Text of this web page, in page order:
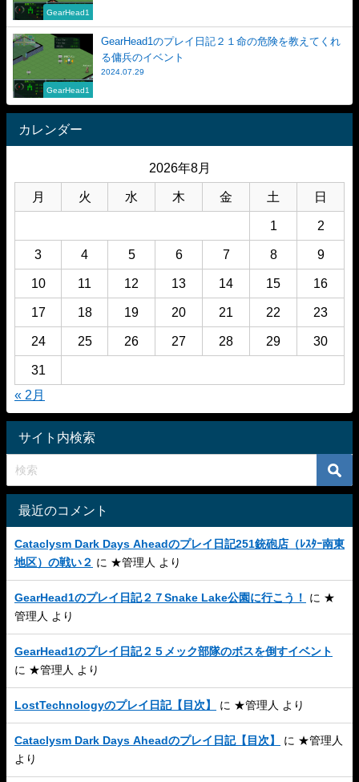
GearHead1
GearHead1
GearHead1のプレイ日記２１命の危険を教えてくれ
る傭兵のイベント
2024.07.29
カレンダー
2026年8月
月 火 水 木 金 土 日
1 2
3 4 5 6 7 8 9
10 11 12 13 14 15 16
17 18 19 20 21 22 23
24 25 26 27 28 29 30
31
« 2月
サイト内検索
最近のコメント
Cataclysm Dark Days Aheadのプレイ日記251銃砲店（ﾚｽﾀｰ南東
地区）の戦い２ に ★管理人 より
GearHead1のプレイ日記２７Snake Lake公園に行こう！ に ★
管理人
より
GearHead1のプレイ日記２５メック部隊のボスを倒すイベント
に ★管理人 より
LostTechnologyのプレイ日記【目次】 に ★管理人 より
Cataclysm Dark Days Aheadのプレイ日記【目次】 に ★管理人
より